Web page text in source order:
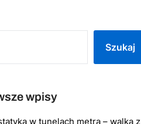
Szukaj
wpisy
w tunelach metra – walka z